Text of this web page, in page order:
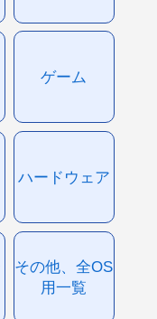
ゲーム
ハードウェア
その他、全OS
用一覧